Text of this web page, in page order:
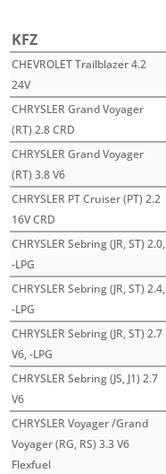
KFZ
CHEVROLET Trailblazer 4.2
24V
CHRYSLER Grand Voyager
(RT) 2.8 CRD
CHRYSLER Grand Voyager
(RT) 3.8 V6
CHRYSLER PT Cruiser (PT) 2.2
16V CRD
CHRYSLER Sebring (JR, ST) 2.0,
-LPG
CHRYSLER Sebring (JR, ST) 2.4,
-LPG
CHRYSLER Sebring (JR, ST) 2.7
V6, -LPG
CHRYSLER Sebring (JS, J1) 2.7
V6
CHRYSLER Voyager /Grand
Voyager (RG, RS) 3.3 V6
Flexfuel